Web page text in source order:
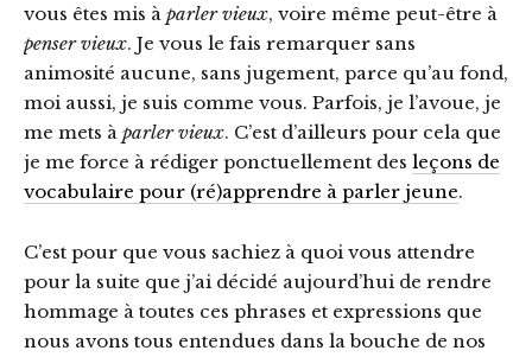
vous êtes mis à parler vieux, voire même peut-être à
penser vieux. Je vous le fais remarquer sans
animosité aucune, sans jugement, parce qu’au fond,
moi aussi, je suis comme vous. Parfois, je l’avoue, je
me mets à parler vieux. C’est d’ailleurs pour cela que
je me force à rédiger ponctuellement des leçons de
vocabulaire pour (ré)apprendre à parler jeune.
C’est pour que vous sachiez à quoi vous attendre
pour la suite que j’ai décidé aujourd’hui de rendre
hommage à toutes ces phrases et expressions que
nous avons tous entendues dans la bouche de nos